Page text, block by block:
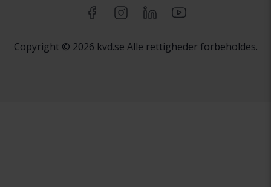
Copyright © 2026 kvd.se Alle rettigheder forbeholdes.